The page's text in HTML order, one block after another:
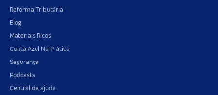
Reforma Tributária
Blog
Materiais Ricos
Conta Azul Na Prática
Segurança
Podcasts
Central de ajuda